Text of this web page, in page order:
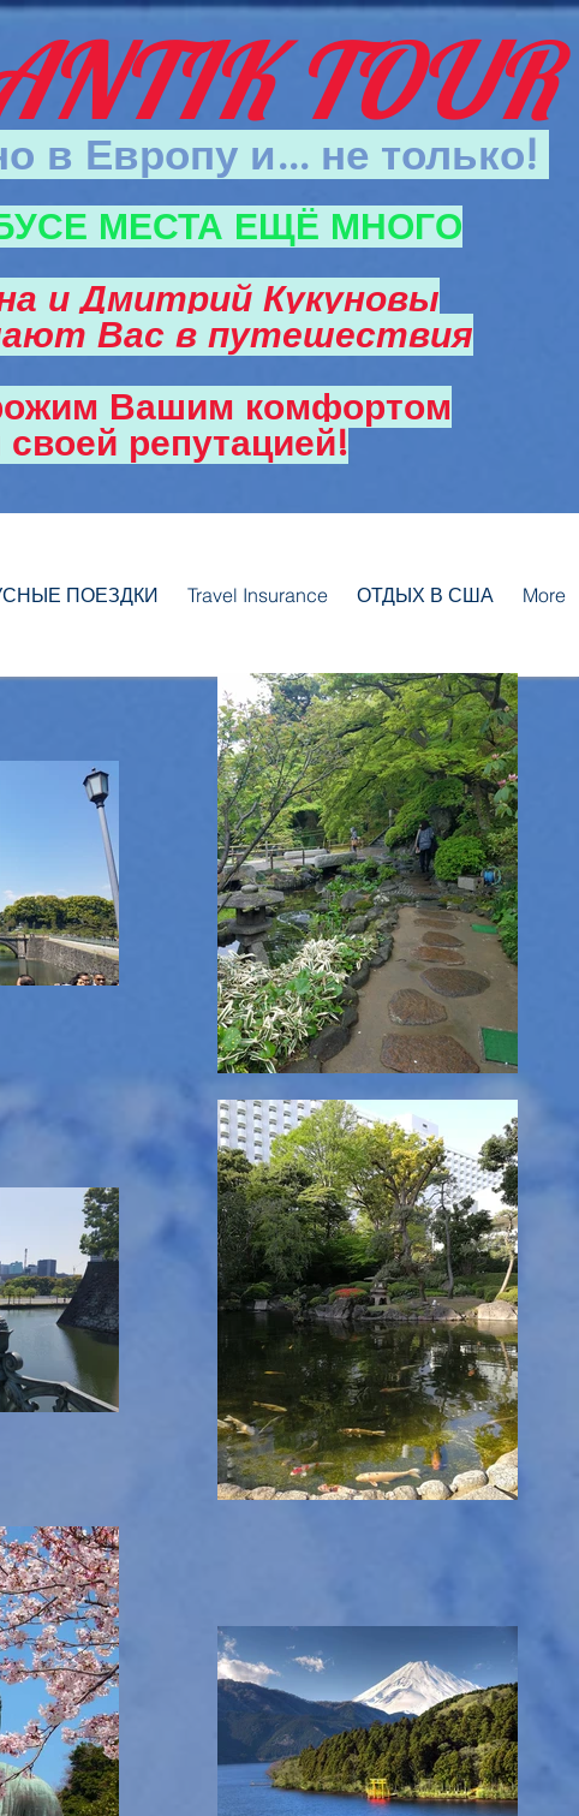
TOUR
в Европу и... не только!
МЕСТА ЕЩЁ МНОГО
и Дмитрий Кукуновы
Вас в путешествия
Вашим комфортом
своей репутацией!
ПОЕЗДКИ Travel Insurance ОТДЫХ В США More